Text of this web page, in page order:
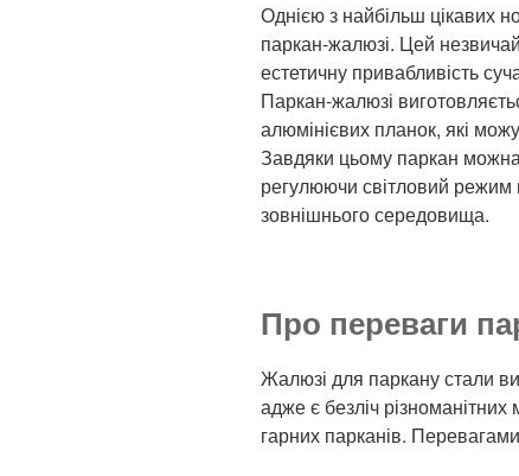
Однією з найбільш цікавих
паркан-жалюзі. Цей
естетичну привабливість
Паркан-жалюзі
алюмінієвих планок, які
Завдяки цьому паркан можна
регулюючи світловий режим
зовнішнього середовища.
Про переваги
Жалюзі для паркану стали
адже є безліч різноманітних
гарних парканів.